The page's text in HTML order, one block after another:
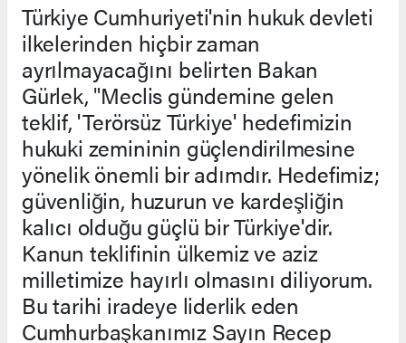
Türkiye Cumhuriyeti'nin hukuk devleti
ilkelerinden hiçbir zaman
ayrılmayacağını belirten Bakan
Gürlek, "Meclis gündemine gelen
teklif, 'Terörsüz Türkiye' hedefimizin
hukuki zemininin güçlendirilmesine
yönelik önemli bir adımdır. Hedefimiz;
güvenliğin, huzurun ve kardeşliğin
kalıcı olduğu güçlü bir Türkiye'dir.
Kanun teklifinin ülkemiz ve aziz
milletimize hayırlı olmasını diliyorum.
Bu tarihi iradeye liderlik eden
Cumhurbaşkanımız Sayın Recep